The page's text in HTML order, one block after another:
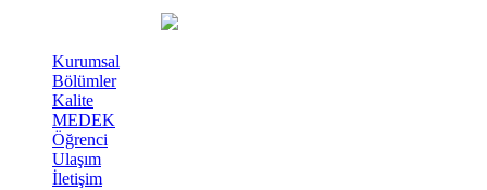
Kurumsal
Bölümler
Kalite
MEDEK
Öğrenci
Ulaşım
İletişim